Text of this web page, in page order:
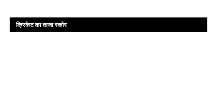
क्रिकेट का ताजा स्कोर